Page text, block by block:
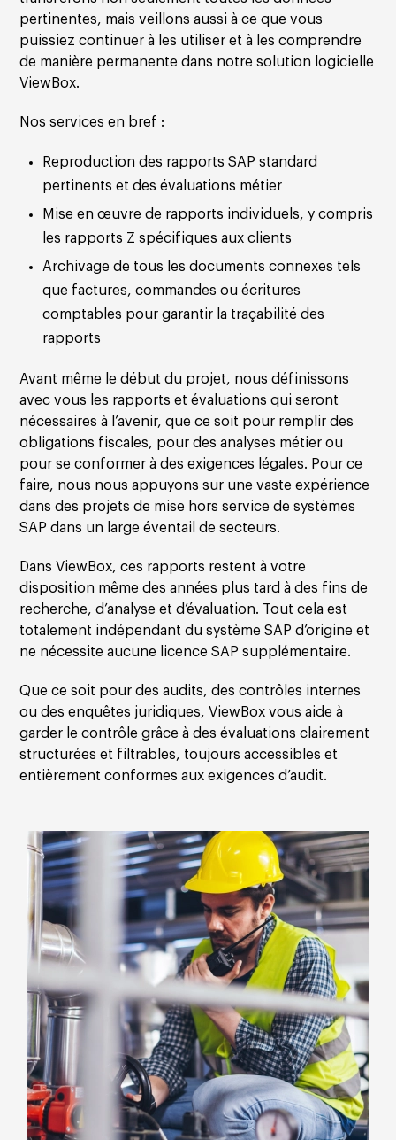
pertinentes, mais veillons aussi à ce que vous
puissiez continuer à les utiliser et à les comprendre
de manière permanente dans notre solution logicielle
ViewBox.
Nos services en bref :
Reproduction des rapports SAP standard
pertinents et des évaluations métier
Mise en œuvre de rapports individuels, y compris
les rapports Z spécifiques aux clients
Archivage de tous les documents connexes tels
que factures, commandes ou écritures
comptables pour garantir la traçabilité des
rapports
Avant même le début du projet, nous définissons
avec vous les rapports et évaluations qui seront
nécessaires à l’avenir, que ce soit pour remplir des
obligations fiscales, pour des analyses métier ou
pour se conformer à des exigences légales. Pour ce
faire, nous nous appuyons sur une vaste expérience
dans des projets de mise hors service de systèmes
SAP dans un large éventail de secteurs.
Dans ViewBox, ces rapports restent à votre
disposition même des années plus tard à des fins de
recherche, d’analyse et d’évaluation. Tout cela est
totalement indépendant du système SAP d’origine et
ne nécessite aucune licence SAP supplémentaire.
Que ce soit pour des audits, des contrôles internes
ou des enquêtes juridiques, ViewBox vous aide à
garder le contrôle grâce à des évaluations clairement
structurées et filtrables, toujours accessibles et
entièrement conformes aux exigences d’audit.